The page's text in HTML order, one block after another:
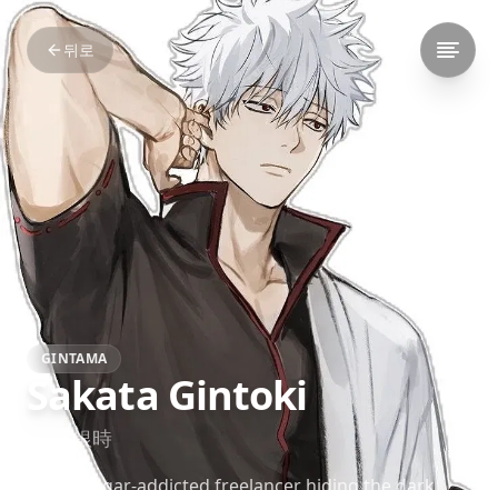
뒤로
GINTAMA
Sakata Gintoki
坂田 銀時